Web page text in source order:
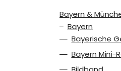
Bayern &
Bayern
Bayerische
Bayern Mini-